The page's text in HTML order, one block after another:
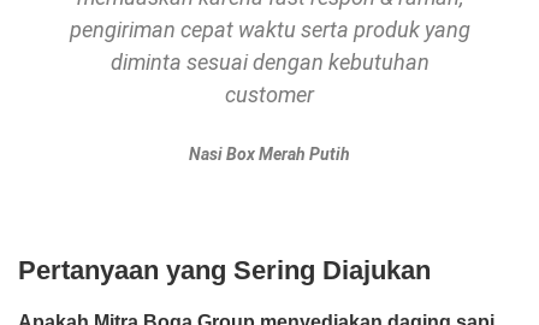
pengiriman cepat waktu serta produk yang
diminta sesuai dengan kebutuhan
customer
Nasi Box Merah Putih
Pertanyaan yang Sering Diajukan